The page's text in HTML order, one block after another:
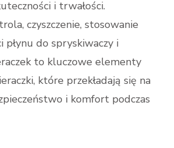
i trwałości.
czyszczenie, stosowanie
płynu do spryskiwaczy i
to kluczowe elementy
które przekładają się na
i komfort podczas